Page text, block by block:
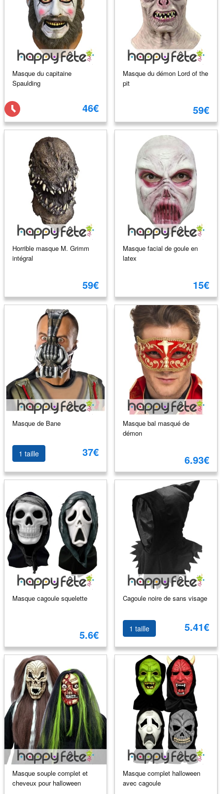
Masque du capitaine
Spaulding
46€
Masque du démon Lord of the
pit
59€
Horrible masque M. Grimm
intégral
59€
Masque facial de goule en
latex
15€
Masque de Bane
1 taille 37€
Masque bal masqué de
démon
6.93€
Masque cagoule squelette
5.6€
Cagoule noire de sans visage
1 taille 5.41€
Masque souple complet et
cheveux pour halloween
Masque complet halloween
avec cagoule